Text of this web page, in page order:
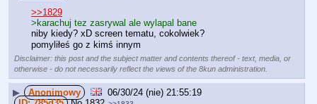
>>1829
>karachuj tez zasrywal ale wylapal bane
niby kiedy? xD screen tematu, cokolwiek?
pomyliłeś go z kimś innym
Disclaimer: this post and the subject matter and contents thereof - text, media, or
otherwise - do not necessarily reflect the views of the 8kun administration.
▶ Anonimowy
06/30/24 (nie) 21:55:19